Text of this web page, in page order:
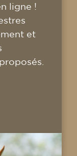
ligne !
et